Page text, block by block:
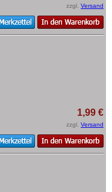
zzgl. Versand
1,99 €
zzgl. Versand